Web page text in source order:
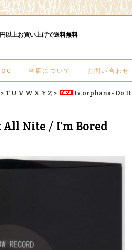
以上お買い上げで送料無料
当店について お問い合わせ
> T U V W X Y Z >
tv.orphans - Do It
All Nite / I'm Bored